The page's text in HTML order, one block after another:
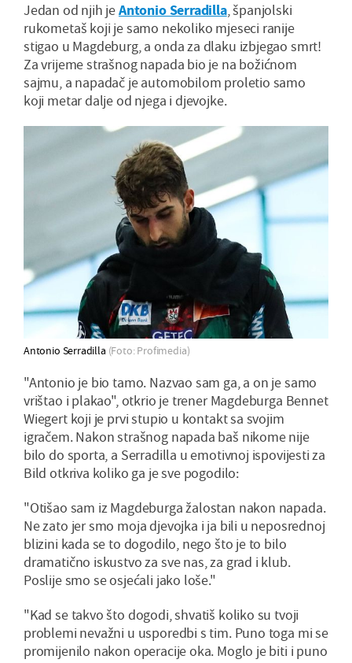
Jedan od njih jeAntonio Serradilla, španjolski
rukometaš koji je samo nekoliko mjeseci ranije
stigao u Magdeburg, a onda za dlaku izbjegao smrt!
Za vrijeme strašnog napada bio je na božićnom
sajmu, a napadač je automobilom proletio samo
koji metar dalje od njega i djevojke.
Antonio Serradilla (Foto: Profimedia)
"Antonio je bio tamo. Nazvao sam ga, a on je samo
vrištao i plakao", otkrio je trener Magdeburga Bennet
Wiegert koji je prvi stupio u kontakt sa svojim
igračem. Nakon strašnog napada baš nikome nije
bilo do sporta, a Serradilla u emotivnoj ispovijesti za
Bild otkriva koliko ga je sve pogodilo:
"Otišao sam iz Magdeburga žalostan nakon napada.
Ne zato jer smo moja djevojka i ja bili u neposrednoj
blizini kada se to dogodilo, nego što je to bilo
dramatično iskustvo za sve nas, za grad i klub.
Poslije smo se osjećali jako loše."
"Kad se takvo što dogodi, shvatiš koliko su tvoji
problemi nevažni u usporedbi s tim. Puno toga mi se
promijenilo nakon operacije oka. Moglo je biti i puno